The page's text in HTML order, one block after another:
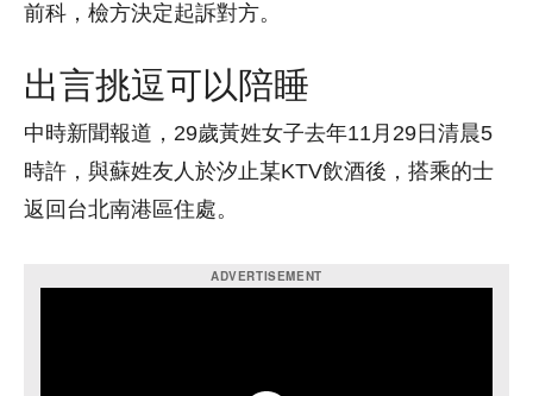
前科，檢方決定起訴對方。
出言挑逗可以陪睡
中時新聞報道，29歲黃姓女子去年11月29日清晨5
時許，與蘇姓友人於汐止某KTV飲酒後，搭乘的士
返回台北南港區住處。